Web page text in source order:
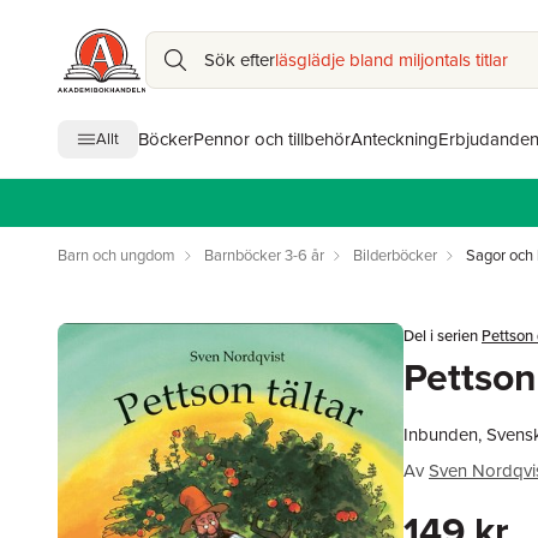
Sök efterläsglädje bland miljontals titlar
Allt BöckerPennor och tillbehörAnteckningErbjudanden
Barn och ungdom Barnböcker 3-6 år Bilderböcker Sagor
Del i serien Pettson
Inbunden,
AvSven